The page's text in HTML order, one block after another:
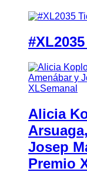
Alicia
Josep
Premio